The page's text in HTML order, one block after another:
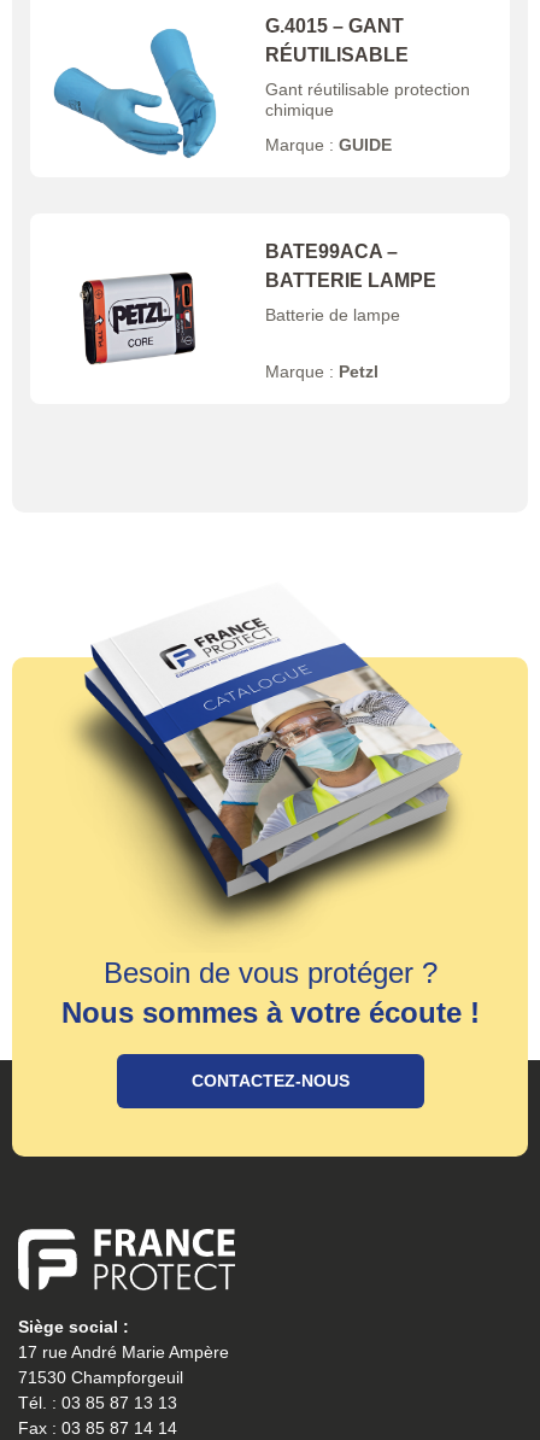
G.4015 – GANT
RÉUTILISABLE
Gant réutilisable protection
chimique
Marque :GUIDE
BATE99ACA –
BATTERIE LAMPE
Batterie de lampe
Marque : Petzl
Besoin de vous protéger ?
Nous sommes à votre écoute !
CONTACTEZ-NOUS
Siège social :
17 rue André Marie Ampère
71530 Champforgeuil
Tél. : 03 85 87 13 13
Fax : 03 85 87 14 14